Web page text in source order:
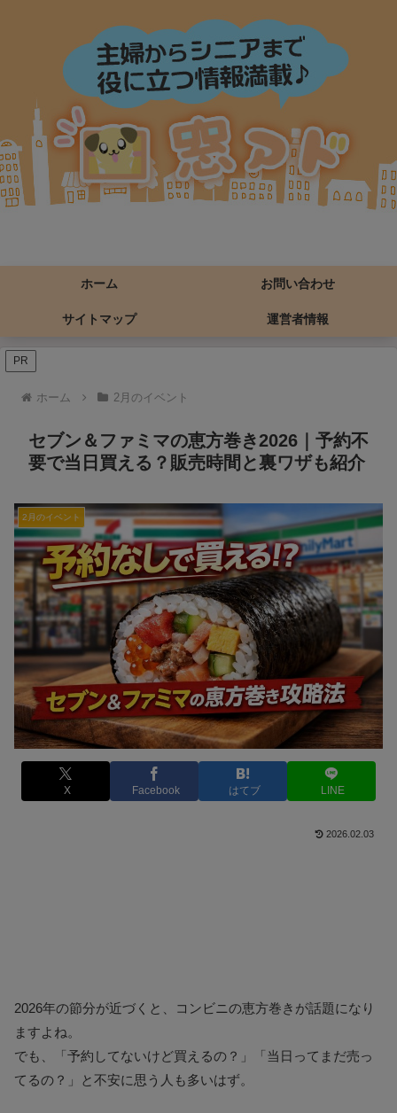
ホーム お問い合わせ
サイトマップ 運営者情報
PR
ホーム 2月のイベント
セブン＆ファミマの恵方巻き2026｜予約不
要で当日買える？販売時間と裏ワザも紹介
2月のイベント
X Facebook はてブ LINE
2026.02.03
2026年の節分が近づくと、コンビニの恵方巻きが話題になり
ますよね。
でも、「予約してないけど買えるの？」「当日ってまだ売っ
てるの？」と不安に思う人も多いはず。